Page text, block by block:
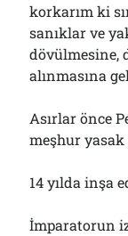
korkarım ki
sanıklar ve
dövülmesine,
alınmasına
Asırlar önce
meşhur
14 yılda inşa
İmparatorun